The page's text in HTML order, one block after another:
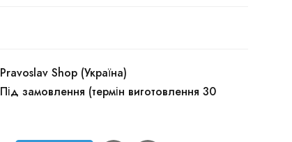
Pravoslav Shop (Україна)
Під замовлення (термін виготовлення 30